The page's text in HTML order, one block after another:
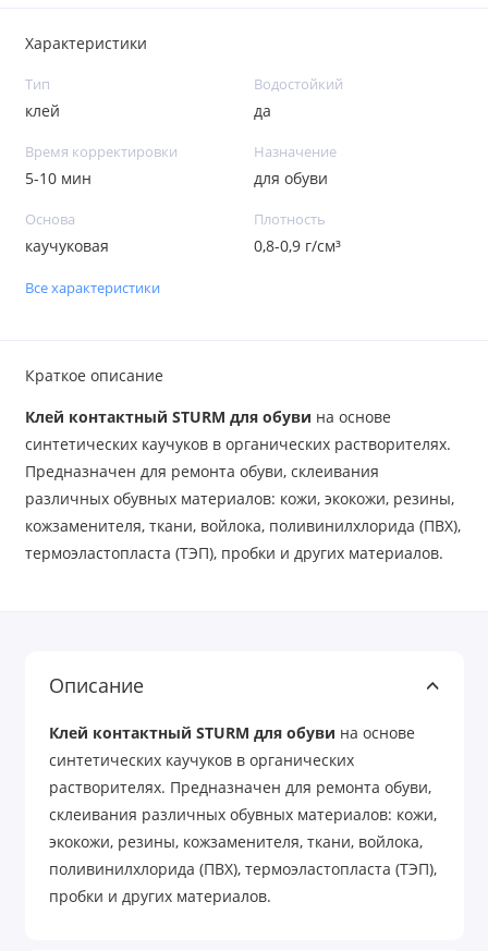
Характеристики
Тип
клей
Водостойкий
да
Время корректировки
5-10 мин
Назначение
для обуви
Основа
каучуковая
Плотность
0,8-0,9 г/см³
Все характеристики
Краткое описание
Клей контактный STURM для обуви на основе
синтетических каучуков в органических растворителях.
Предназначен для ремонта обуви, склеивания
различных обувных материалов: кожи, экокожи, резины,
кожзаменителя, ткани, войлока, поливинилхлорида (ПВХ),
термоэластопласта (ТЭП), пробки и других материалов.
Описание
Клей контактный STURM для обуви на основе
синтетических каучуков в органических
растворителях. Предназначен для ремонта обуви,
склеивания различных обувных материалов: кожи,
экокожи, резины, кожзаменителя, ткани, войлока,
поливинилхлорида (ПВХ), термоэластопласта (ТЭП),
пробки и других материалов.